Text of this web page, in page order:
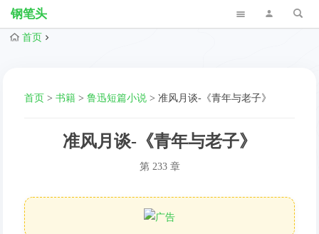
钢笔头
首页
首页 >书籍 >鲁迅短篇小说 >准风月谈-《青年与老子》
准风月谈-《青年与老子》
第 233 章